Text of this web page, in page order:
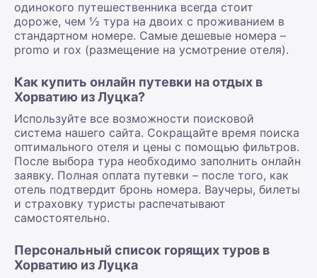
одинокого путешественника всегда стоит
дороже, чем ½ тура на двоих с проживанием в
стандартном номере. Самые дешевые номера –
promo и rox (размещение на усмотрение отеля).
Как купить онлайн путевки на отдых в
Хорватию из Луцка?
Используйте все возможности поисковой
система нашего сайта. Сокращайте время поиска
оптимального отеля и цены с помощью фильтров.
После выбора тура необходимо заполнить онлайн
заявку. Полная оплата путевки – после того, как
отель подтвердит бронь номера. Ваучеры, билеты
и страховку туристы распечатывают
самостоятельно.
Персональный список горящих туров в
Хорватию из Луцка